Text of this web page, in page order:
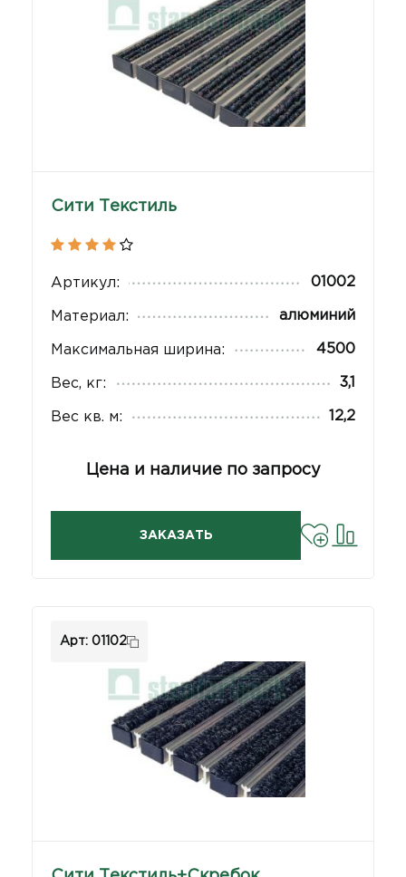
Сити Текстиль
Артикул: 01002
Материал: алюминий
Максимальная ширина: 4500
Вес, кг: 3,1
Вес кв. м: 12,2
Цена и наличие по запросу
ЗАКАЗАТЬ
Арт: 01102